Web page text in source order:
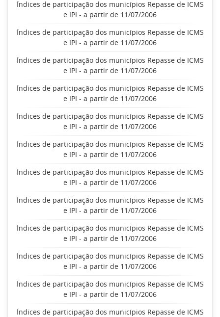
Índices de participação dos municípios Repasse de ICMS
e IPI - a partir de 11/07/2006
Índices de participação dos municípios Repasse de ICMS
e IPI - a partir de 11/07/2006
Índices de participação dos municípios Repasse de ICMS
e IPI - a partir de 11/07/2006
Índices de participação dos municípios Repasse de ICMS
e IPI - a partir de 11/07/2006
Índices de participação dos municípios Repasse de ICMS
e IPI - a partir de 11/07/2006
Índices de participação dos municípios Repasse de ICMS
e IPI - a partir de 11/07/2006
Índices de participação dos municípios Repasse de ICMS
e IPI - a partir de 11/07/2006
Índices de participação dos municípios Repasse de ICMS
e IPI - a partir de 11/07/2006
Índices de participação dos municípios Repasse de ICMS
e IPI - a partir de 11/07/2006
Índices de participação dos municípios Repasse de ICMS
e IPI - a partir de 11/07/2006
Índices de participação dos municípios Repasse de ICMS
e IPI - a partir de 11/07/2006
Índices de participação dos municípios Repasse de ICMS